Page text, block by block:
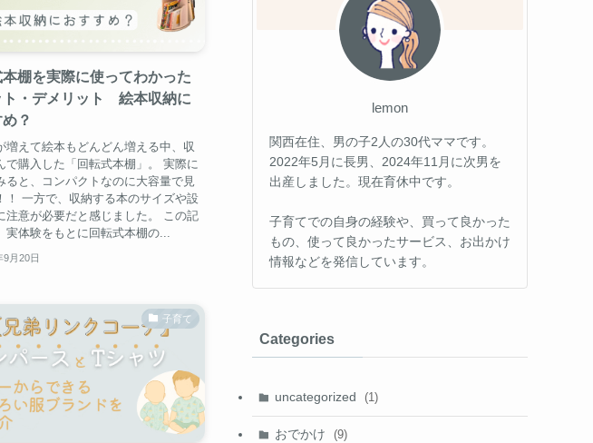
本棚を実際に使ってわかった
ト・デメリット 絵本収納に
？
増えて絵本もどんどん増える中、収
で購入した「回転式本棚」。 実際に
ると、コンパクトなのに大容量で見
！ 一方で、収納する本のサイズや設
注意が必要だと感じました。 この記
実体験をもとに回転式本棚の...
9月20日
子育て
lemon
関西在住、男の子2人の30代ママです。
2022年5月に長男、2024年11月に次男を
出産しました。現在育休中です。
子育てでの自身の経験や、買って良かった
もの、使って良かったサービス、お出かけ
情報などを発信しています。
Categories
uncategorized (1)
おでかけ (9)